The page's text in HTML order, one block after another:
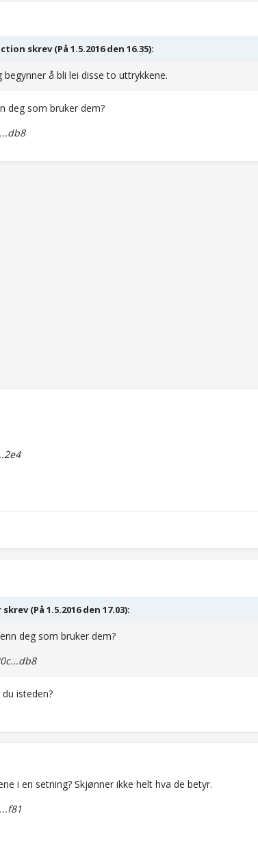
skrev (På 1.5.2016 den 16.35):
begynner å bli lei disse to uttrykkene.
deg som bruker dem?
(På 1.5.2016 den 17.03):
deg som bruker dem?
isteden?
i en setning? Skjønner ikke helt hva de betyr.